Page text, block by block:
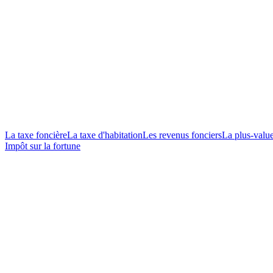
La taxe foncièreLa taxe d'habitationLes revenus fonciersLa plus-
Impôt sur la fortune